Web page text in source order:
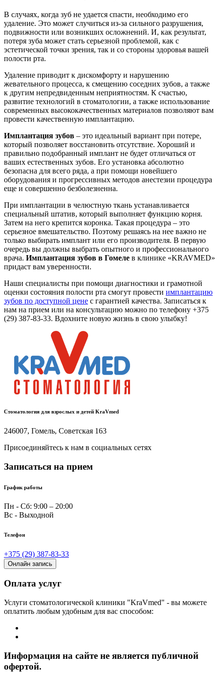
В случаях, когда зуб не удается спасти, необходимо его
удаление. Это может случиться из-за сильного разрушения,
подвижности или возникших осложнений. И, как результат,
потеря зуба может стать серьезной проблемой, как с
эстетической точки зрения, так и со стороны здоровья вашей
полости рта.
Удаление приводит к дискомфорту и нарушению
жевательного процесса, к смещению соседних зубов, а также
к другим непредвиденным неприятностям. К счастью,
развитие технологий в стоматологии, а также использование
современных высококачественных материалов позволяют вам
провести качественную имплантацию.
Имплантация зубов – это идеальный вариант при потере,
который позволяет восстановить отсутствие. Хороший и
правильно подобранный имплант не будет отличаться от
ваших естественных зубов. Его установка абсолютно
безопасна для всего ряда, а при помощи новейшего
оборудования и прогрессивных методов анестезии процедура
еще и совершенно безболезненна.
При имплантации в челюстную ткань устанавливается
специальный штатив, который выполняет функцию корня.
Затем на него крепится коронка. Такая процедура – это
серьезное вмешательство. Поэтому решаясь на нее важно не
только выбирать имплант или его производителя. В первую
очередь вы должны выбрать опытного и профессионального
врача. Имплантация зубов в Гомеле в клинике «KRAVMED»
придаст вам уверенности.
Наши специалисты при помощи диагностики и грамотной
оценки состояния полости рта смогут провести имплантацию
зубов по доступной цене с гарантией качества. Записаться к
нам на прием или на консультацию можно по телефону +375
(29) 387-83-33. Вдохните новую жизнь в свою улыбку!
Стоматология для взрослых и детей KraVmed
246007, Гомель, Советская 163
Присоединяйтесь к нам в социальных сетях
Записаться на прием
График работы
Пн - Cб: 9:00 – 20:00
Вс - Выходной
Телефон
+375 (29) 387-83-33
Онлайн запись
Оплата услуг
Услуги стоматологической клиники "KraVmed" - вы можете
оплатить любым удобным для вас способом:
Информация на сайте не является публичной
офертой.